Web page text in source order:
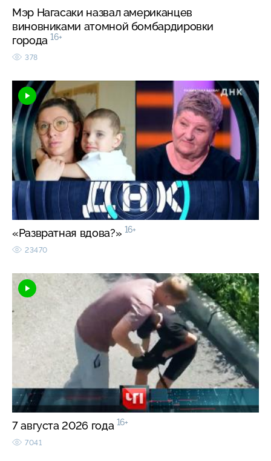
Мэр Нагасаки назвал американцев
виновниками атомной бомбардировки
города 16+
378
«Развратная вдова?» 16+
23470
7 августа 2026 года 16+
7041